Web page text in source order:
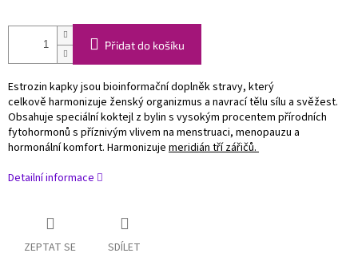
Přidat do košíku
Estrozin kapky jsou bioinformační doplněk stravy, který
celkově harmonizuje ženský organizmus a navrací tělu sílu a svěžest.
Obsahuje speciální koktejl z bylin s vysokým procentem přírodních
fytohormonů s příznivým vlivem na menstruaci, menopauzu a
hormonální komfort. Harmonizuje meridián tří zářičů.
Detailní informace
ZEPTAT SE SDÍLET